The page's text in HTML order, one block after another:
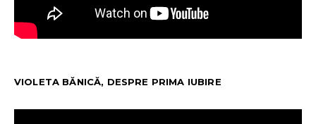
VIOLETA BĂNICĂ, DESPRE PRIMA IUBIRE